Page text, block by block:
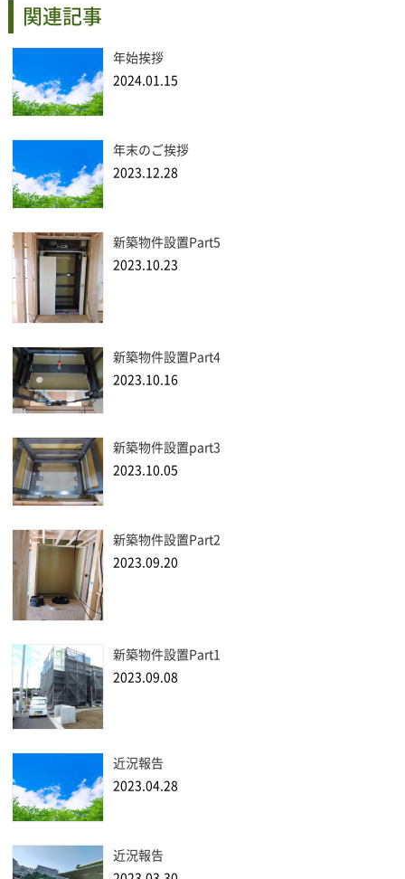
関連記事
年始挨拶
2024.01.15
年末のご挨拶
2023.12.28
新築物件設置Part5
2023.10.23
新築物件設置Part4
2023.10.16
新築物件設置part3
2023.10.05
新築物件設置Part2
2023.09.20
新築物件設置Part1
2023.09.08
近況報告
2023.04.28
近況報告